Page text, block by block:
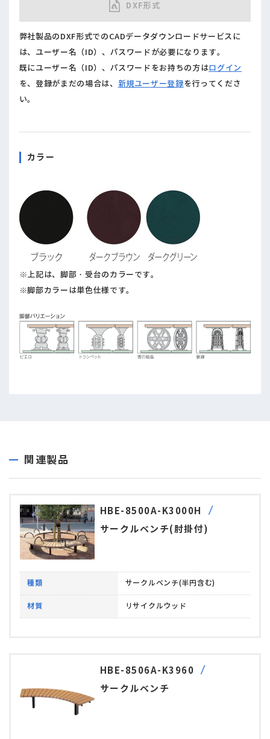
DXF形式
弊社製品のDXF形式でのCADデータダウンロードサービスに
は、ユーザー名（ID）、パスワードが必要になります。
既にユーザー名（ID）、パスワードをお持ちの方はログイン
を、登録がまだの場合は、 新規ユーザー登録を行ってくださ
い。
カラー
※上記は、脚部・受台のカラーです。
※脚部カラーは単色仕様です。
関連製品
HBE-8500A-K3000H
サークルベンチ(肘掛付)
種類 サークルベンチ(半円含む)
材質 リサイクルウッド
HBE-8506A-K3960
サークルベンチ